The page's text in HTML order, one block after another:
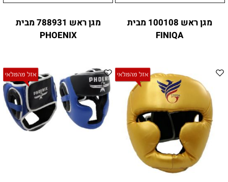
מגן ראש 100108 מבית
FINIQA
מגן ראש 788931 מבית
PHOENIX